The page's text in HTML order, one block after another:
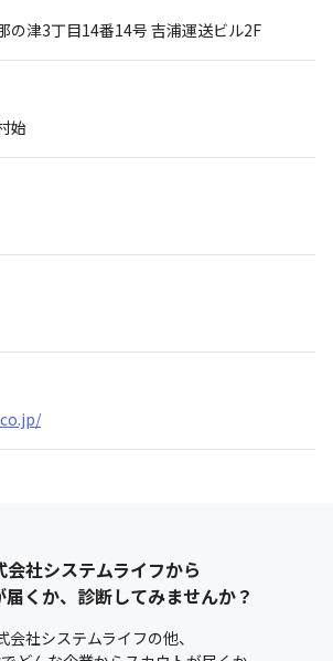
の津3丁目14番14号 吉浦運送ビル2F
始
会社システムライフから
くか、診断してみませんか？
会社システムライフの他、